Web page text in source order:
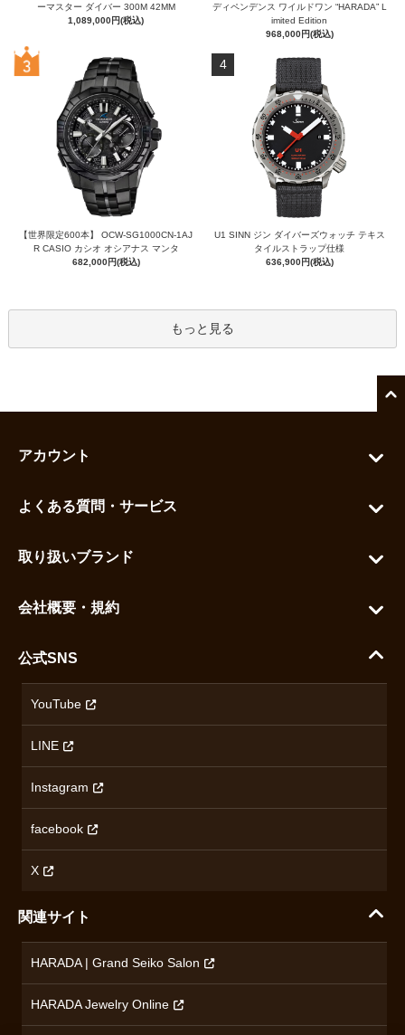
ーマスター ダイバー 300M 42MM
1,089,000円(税込)
ディペンデンス ワイルドワン “HARADA” L
imited Edition
968,000円(税込)
【世界限定600本】 OCW-SG1000CN-1AJ
R CASIO カシオ オシアナス マンタ
682,000円(税込)
4
U1 SINN ジン ダイバーズウォッチ テキス
タイルストラップ仕様
636,900円(税込)
もっと見る
アカウント
お気に入りを見る
よくある質問・サービス
ご利用ガイド
配送・送料について
取り扱いブランド
セイコー
カシオ
ミナセ
オリエントスター
オメガ
ロンジン
ブランド一覧を見る
会社概要・規約
沿革
プライバシーポリシー
コンテンツ制作ポリシーおよび生成AIの利用指針
公式SNS
YouTube
LINE
Instagram
facebook
X
関連サイト
HARADA | Grand Seiko Salon
HARADA Jewelry Online